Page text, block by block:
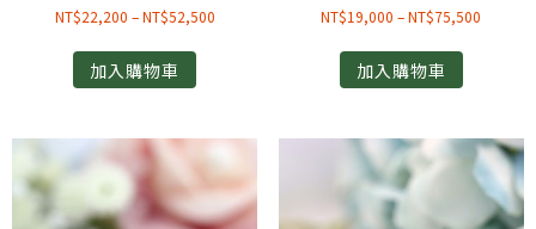
NT$22,200 –NT$52,500
加入購物車
NT$19,000 –NT$75,500
加入購物車